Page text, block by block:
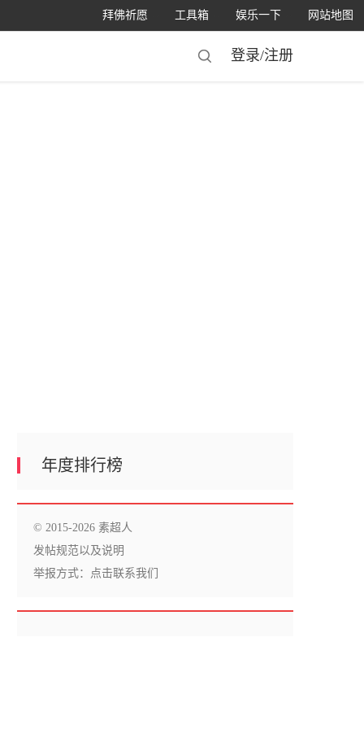
网站地图
娱乐一下
工具箱
拜佛祈愿
登录/注册
年度排行榜
© 2015-2026 素超人
发帖规范以及说明
举报方式： 点击联系我们